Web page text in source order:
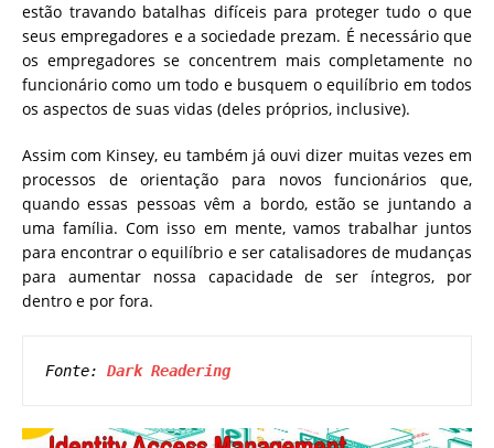
estão travando batalhas difíceis para proteger tudo o que
seus empregadores e a sociedade prezam. É necessário que
os empregadores se concentrem mais completamente no
funcionário como um todo e busquem o equilíbrio em todos
os aspectos de suas vidas (deles próprios, inclusive).
Assim com Kinsey, eu também já ouvi dizer muitas vezes em
processos de orientação para novos funcionários que,
quando essas pessoas vêm a bordo, estão se juntando a
uma família. Com isso em mente, vamos trabalhar juntos
para encontrar o equilíbrio e ser catalisadores de mudanças
para aumentar nossa capacidade de ser íntegros, por
dentro e por fora.
Fonte: Dark Readering